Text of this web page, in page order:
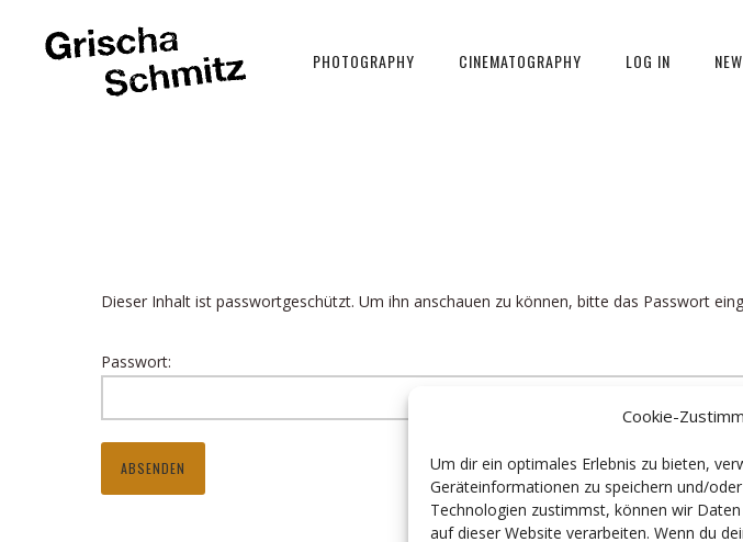
Cookie-
Um dir ein optimales Erlebnis zu bieten,
Geräteinformationen zu speichern und/
Technologien zustimmst, können wir
auf dieser Website verarbeiten. Wenn du
PHOTOGRAPHY CINEMATOGRAPHY LOG IN
Dieser Inhalt ist passwortgeschützt. Um ihn anschauen zu können, bitte das Passwort
Passwort: